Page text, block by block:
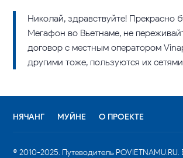
Николай, здравствуйте! Прекрасно
Мегафон во Вьетнаме, не
договор с местным оператором
другими тоже, пользуются их
НЯЧАНГ МУЙНЕ О ПРОЕКТЕ
© 2010-2025. Путеводитель POVIETNAMU.RU.